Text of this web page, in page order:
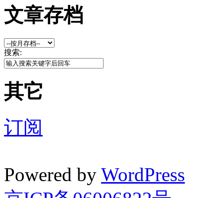
文章存档
搜索:
其它
订阅
Powered by WordPress